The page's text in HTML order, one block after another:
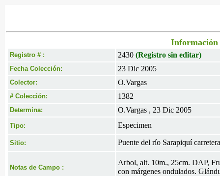
Información
Registro # : 2430 (Registro sin editar)
Fecha Colección: 23 Dic 2005
Colector: O.Vargas
# Colección: 1382
Determina: O.Vargas , 23 Dic 2005
Tipo: Especimen
Sitio: Puente del río Sarapiquí
Notas de Campo :
Arbol, alt. 10m., 25cm. DAP,
con márgenes ondulados.